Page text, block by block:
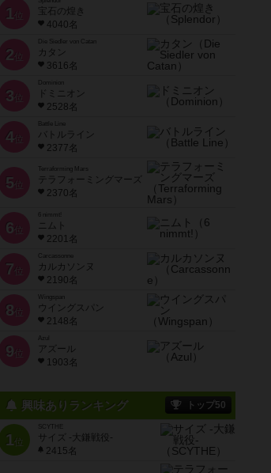
1 位
宝石の煌き
4040名
2 位
Die Siedler von Catan
カタン
3616名
3 位
ドミニオン
2528名
4位
Battle Line
バトルライン
2377名
5 位
Terraforming Mars
テラフォーミングマーズ
2370名
6 位
ニムト
2201名
7 位
Carcassonne
カルカソンヌ
2190名
8 位
Wingspan
ウイングスパン
2148名
9 位
Azul
アズール
1903名
興味ありランキング トップ50
1位
SCYTHE
サイズ -大鎌戦役-
2415名